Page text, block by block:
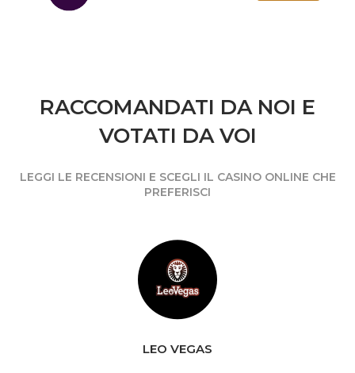
RACCOMANDATI DA NOI E
VOTATI DA VOI
LEGGI LE RECENSIONI E SCEGLI IL CASINO ONLINE CHE
PREFERISCI
LEO VEGAS